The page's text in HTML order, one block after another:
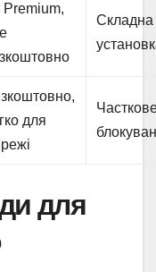
Premium,
Складна
для
для